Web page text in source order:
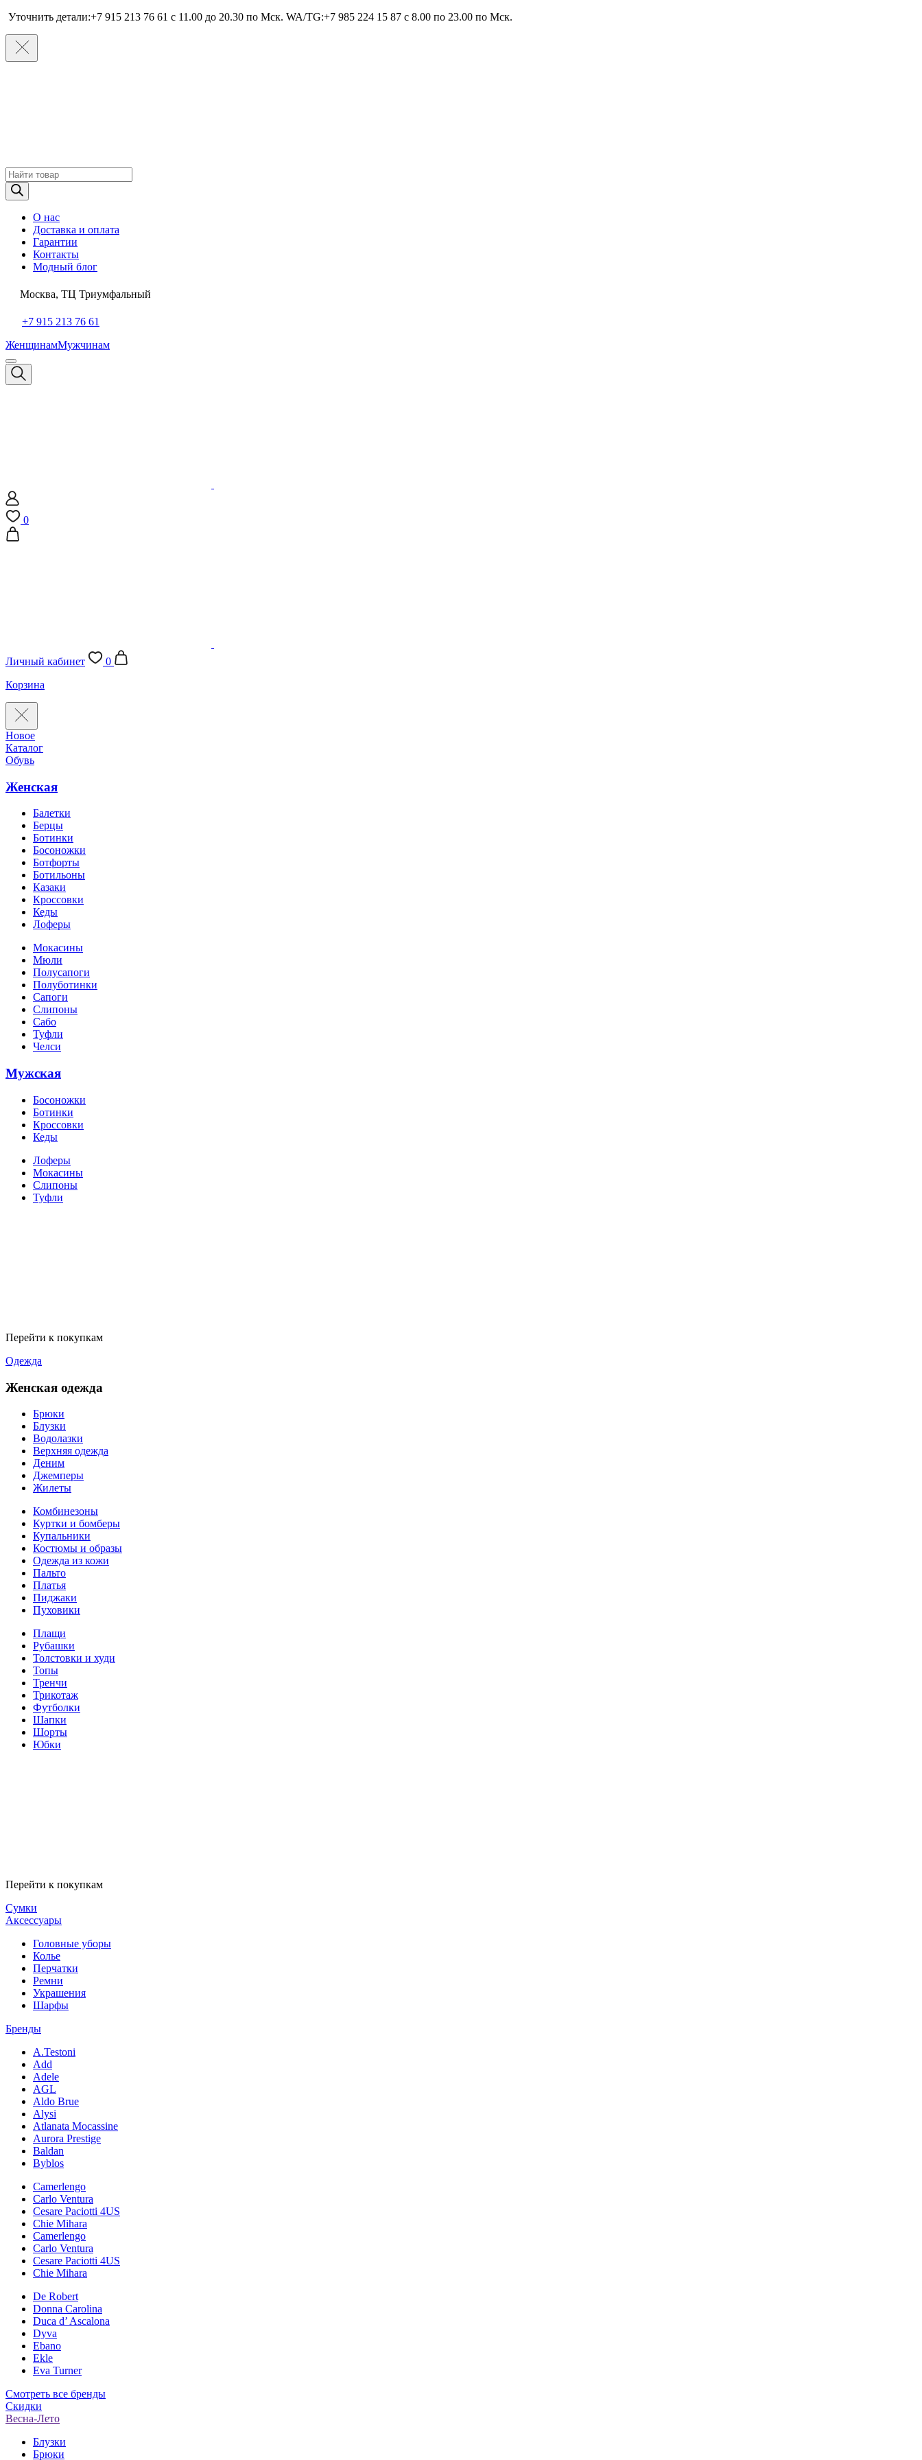
Уточнить детали:+7 915 213 76 61 c 11.00 до 20.30 по Мcк. WA/TG:+7 985 224 15 87 c 8.00 по 23.00 по Мcк.
Поиск
товаров
О нас
Доставка и оплата
Гарантии
Контакты
Модный блог
Москва, ТЦ Триумфальный
+7 915 213 76 61
ЖенщинамМужчинам
0
Личный кабинет
0
Корзина
Новое
Каталог
Обувь
Женская
Балетки
Берцы
Ботинки
Босоножки
Ботфорты
Ботильоны
Казаки
Кроссовки
Кеды
Лоферы
Мокасины
Мюли
Полусапоги
Полуботинки
Сапоги
Слипоны
Сабо
Туфли
Челси
Мужская
Босоножки
Ботинки
Кроссовки
Кеды
Лоферы
Мокасины
Слипоны
Туфли
Перейти к покупкам
Одежда
Женская одежда
Брюки
Блузки
Водолазки
Верхняя одежда
Деним
Джемперы
Жилеты
Комбинезоны
Куртки и бомберы
Купальники
Костюмы и образы
Одежда из кожи
Пальто
Платья
Пиджаки
Пуховики
Плащи
Рубашки
Толстовки и худи
Топы
Тренчи
Трикотаж
Футболки
Шапки
Шорты
Юбки
Перейти к покупкам
Сумки
Аксессуары
Головные уборы
Колье
Перчатки
Ремни
Украшения
Шарфы
Бренды
A.Testoni
Add
Adele
AGL
Aldo Brue
Alysi
Atlanata Mocassine
Aurora Prestige
Baldan
Byblos
Camerlengo
Carlo Ventura
Cesare Paciotti 4US
Chie Mihara
Camerlengo
Carlo Ventura
Cesare Paciotti 4US
Chie Mihara
De Robert
Donna Carolina
Duca d’ Ascalona
Dyva
Ebano
Ekle
Eva Turner
Смотреть все бренды
Скидки
Весна-Лето
Блузки
Брюки